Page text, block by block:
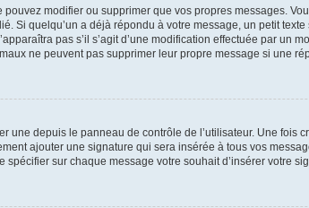
modifier ou supprimer que vos propres messages.
Si quelqu’un a déjà répondu à votre message, un petit
pas s’il s’agit d’une modification effectuée par un
ne peuvent pas supprimer leur propre message si une
une depuis le panneau de contrôle de l’utilisateur. Une fois
ajouter une signature qui sera insérée à tous vos
sur chaque message votre souhait d’insérer votre